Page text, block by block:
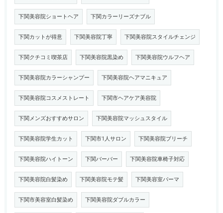
下関美容院ショートヘア 下関カラーリーズナブル
下関カットが得意 下関美容院丁寧 下関美容院スタイルチェンジ
下関クチコミ喫茶店 下関美容院黒染め 下関美容院ウルフヘア
下関美容院カラーシャンプー 下関美容院ヘアマニキュア
下関美容院コスメストレート 下関市ヘアケア美容院
下関メンズおすすめサロン 下関美容院マッシュスタイル
下関美容院学生カット 下関市1人サロン 下関美容院ブリーチ
下関美容院ハイトーン 下関バーバー 下関美容院車椅子対応
下関美容院白髪染め 下関美容院モテ髪 下関美容室パーマ
下関市美容室白髪染め 下関美容院ダブルカラー